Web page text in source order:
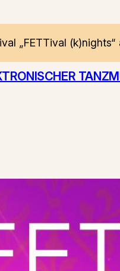
„FETTival